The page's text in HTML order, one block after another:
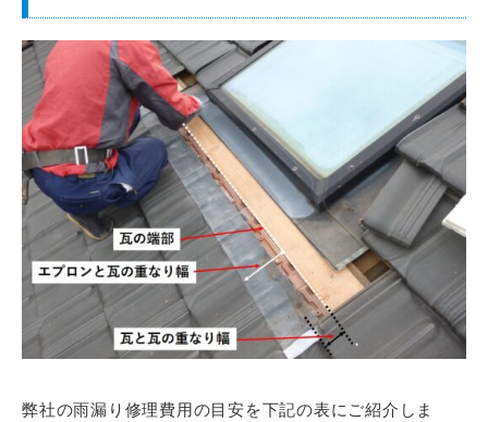
弊社の雨漏り修理費用の目安を下記の表にご紹介しま